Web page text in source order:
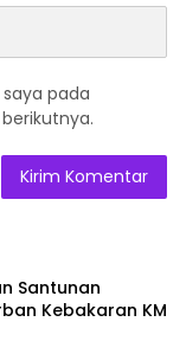
pada
Santunan
Kebakaran KM